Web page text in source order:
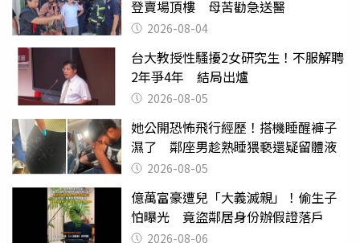
登賣場頂樓 母苦勸急送醫
2026-08-04
台大教授性騷擾2女研究生！不服解聘
2年爭4年 結局出爐
2026-08-05
她公開恐怖飛行經歷！搭機睡醒褲子
濕了 鄰座男趁熟睡猥褻還疑留體液
2026-08-05
億萬富豪遭兒「大義滅親」！偷生子
怕曝光 竟盜鄰居身份辦假證落戶
2026-08-06